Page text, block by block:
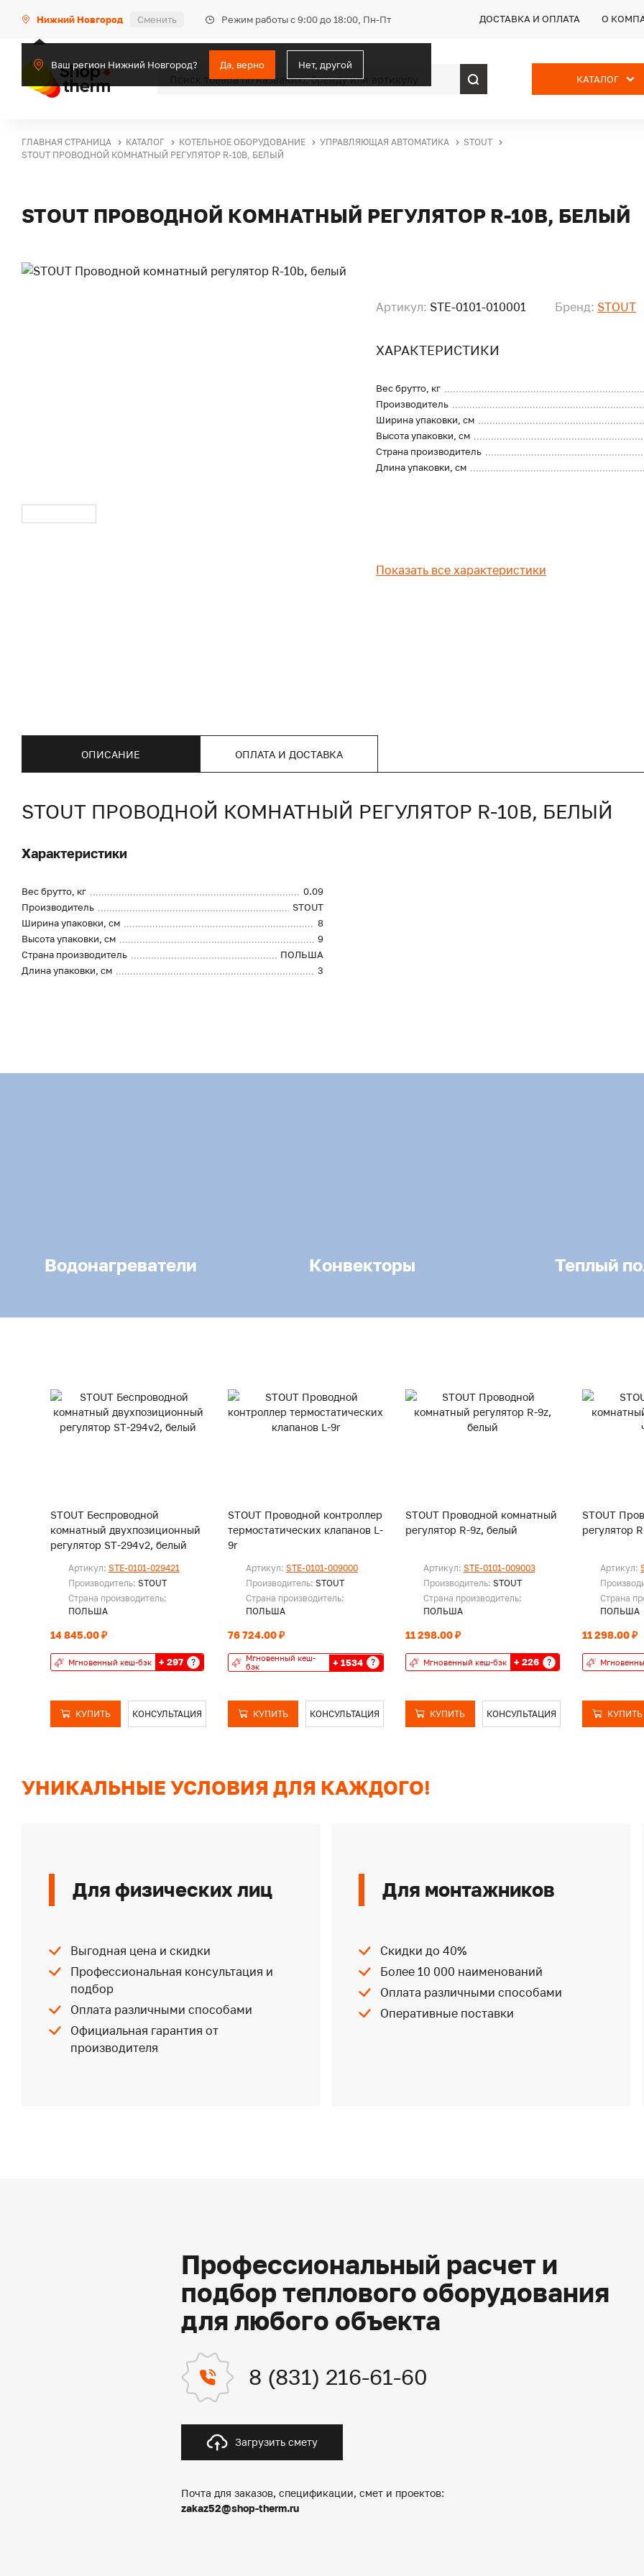
Нижний Новгород Сменить Режим работы с 9:00 до 18:00, Пн-Пт
Ваш регион Нижний Новгород? Да, верно Нет, другой
ДОСТАВКА И ОПЛАТА О
КАТАЛОГ
ГЛАВНАЯ СТРАНИЦА КАТАЛОГ КОТЕЛЬНОЕ ОБОРУДОВАНИЕ УПРАВЛЯЮЩАЯ АВТОМАТИКА
STOUT
STOUT ПРОВОДНОЙ КОМНАТНЫЙ РЕГУЛЯТОР R-10B, БЕЛЫЙ
STOUT ПРОВОДНОЙ КОМНАТНЫЙ РЕГУЛЯТОР R-10B, БЕЛЫЙ
Артикул: STE-0101-010001 Бренд: STOUT
ХАРАКТЕРИСТИКИ
Вес брутто, кг
Производитель
Ширина упаковки, см
Высота упаковки, см
Страна производитель
Длина упаковки, см
Показать все характеристики
ОПИСАНИЕ ОПЛАТА И ДОСТАВКА
STOUT ПРОВОДНОЙ КОМНАТНЫЙ РЕГУЛЯТОР R-10B, БЕЛЫЙ
Характеристики
Вес брутто, кг
0.09
Производитель
STOUT
Ширина упаковки, см
8
Высота упаковки, см
9
Страна производитель
ПОЛЬША
Длина упаковки, см
3
Водонагреватели Конвекторы Теплый
STOUT Беспроводной
комнатный двухпозиционный
регулятор ST-294v2, белый
Артикул: STE-0101-029421
Производитель: STOUT
Страна производитель:
ПОЛЬША
14 845.00 ₽
Мгновенный кеш-бэк + 297 ?
КУПИТЬ КОНСУЛЬТАЦИЯ
STOUT Проводной контроллер
термостатических клапанов L-
9r
Артикул: STE-0101-009000
Производитель: STOUT
Страна производитель:
ПОЛЬША
76 724.00 ₽
Мгновенный кеш-
бэк
+ 1534 ?
КУПИТЬ КОНСУЛЬТАЦИЯ
STOUT Проводной комнатный
регулятор R-9z, белый
Артикул: STE-0101-009003
Производитель: STOUT
Страна производитель:
ПОЛЬША
11 298.00 ₽
Мгновенный кеш-бэк + 226 ?
КУПИТЬ КОНСУЛЬТАЦИЯ
STOUT
регулятор
Артикул:
Страна
ПОЛЬША
11 298.00 ₽
КУПИТЬ
УНИКАЛЬНЫЕ УСЛОВИЯ ДЛЯ КАЖДОГО!
Для физических лиц
Выгодная цена и скидки
Профессиональная консультация и
подбор
Оплата различными способами
Официальная гарантия от
производителя
Для монтажников
Скидки до 40%
Более 10 000 наименований
Оплата различными способами
Оперативные поставки
Профессиональный расчет и
подбор теплового оборудования
для любого объекта
8 (831) 216-61-60
Загрузить смету
Почта для заказов, спецификации, смет и проектов:
zakaz52@shop-therm.ru